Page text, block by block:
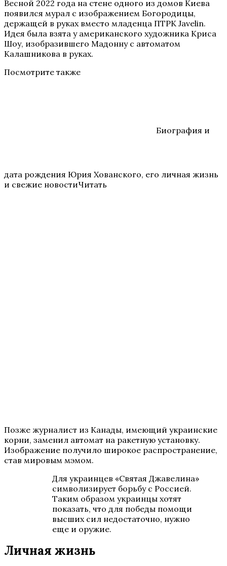
Весной 2022 года на стене одного из домов Киева
появился мурал с изображением Богородицы,
держащей в руках вместо младенца ПТРК Javelin.
Идея была взята у американского художника Криса
Шоу, изобразившего Мадонну с автоматом
Калашникова в руках.
Посмотрите также
Биография и
дата рождения Юрия Хованского, его личная жизнь
и свежие новостиЧитать
Позже журналист из Канады, имеющий украинские
корни, заменил автомат на ракетную установку.
Изображение получило широкое распространение,
став мировым мэмом.
Для украинцев «Святая Джавелина»
символизирует борьбу с Россией.
Таким образом украинцы хотят
показать, что для победы помощи
высших сил недостаточно, нужно
еще и оружие.
Личная жизнь